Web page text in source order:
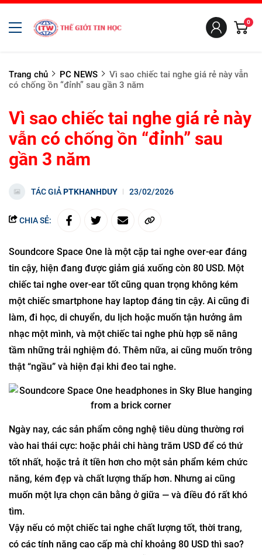
0
Trang chủ PC NEWS
Vì sao chiếc tai nghe giá rẻ này vẫn
có chống ồn “đỉnh” sau gần 3 năm
Vì sao chiếc tai nghe giá rẻ này
vẫn có chống ồn “đỉnh” sau
gần 3 năm
TÁC GIẢPTKHANHDUY 23/02/2026
CHIA SẺ:
Soundcore Space One là một cặp tai nghe over-ear đáng
tin cậy, hiện đang được giảm giá xuống còn 80 USD. Một
chiếc tai nghe over-ear tốt cũng quan trọng không kém
một chiếc smartphone hay laptop đáng tin cậy. Ai cũng đi
làm, đi học, di chuyển, du lịch hoặc muốn tận hưởng âm
nhạc một mình, và một chiếc tai nghe phù hợp sẽ nâng
tầm những trải nghiệm đó. Thêm nữa, ai cũng muốn trông
thật “ngầu” và hiện đại khi đeo tai nghe.
Ngày nay, các sản phẩm công nghệ tiêu dùng thường rơi
vào hai thái cực: hoặc phải chi hàng trăm USD để có thứ
tốt nhất, hoặc trả ít tiền hơn cho một sản phẩm kém chức
năng, kém đẹp và chất lượng thấp hơn. Nhưng ai cũng
muốn một lựa chọn cân bằng ở giữa — và điều đó rất khó
tìm.
Vậy nếu có một chiếc tai nghe chất lượng tốt, thời trang,
có các tính năng cao cấp mà chỉ khoảng 80 USD thì sao?